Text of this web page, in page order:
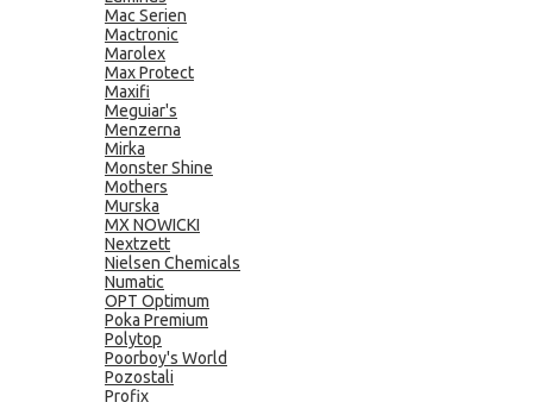
Mac Serien
Mactronic
Marolex
Max Protect
Maxifi
Meguiar's
Menzerna
Mirka
Monster Shine
Mothers
Murska
MX NOWICKI
Nextzett
Nielsen Chemicals
Numatic
OPT Optimum
Poka Premium
Polytop
Poorboy's World
Pozostali
Profix